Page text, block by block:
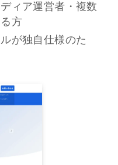
ィア運営者・複数
方
が独自仕様のた